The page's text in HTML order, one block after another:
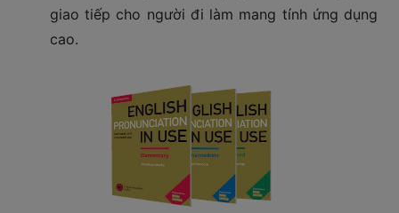
giao tiếp cho người đi làm mang tính ứng dụng
cao.